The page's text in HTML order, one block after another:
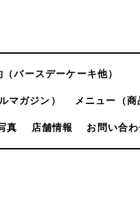
バースデーケーキ他）
マガジン） メニュー（商
真 店舗情報 お問い合